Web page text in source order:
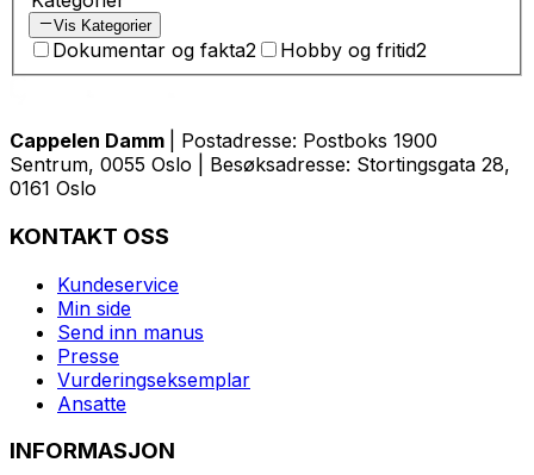
Vis Kategorier
Dokumentar og fakta2 Hobby og fritid2
Cappelen Damm
| Postadresse: Postboks 1900
Sentrum, 0055 Oslo | Besøksadresse: Stortingsgata 28,
0161 Oslo
KONTAKT OSS
Kundeservice
Min side
Send inn manus
Presse
Vurderingseksemplar
Ansatte
INFORMASJON